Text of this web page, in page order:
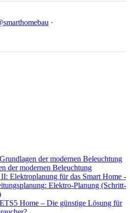
·
Grundlagen der modernen Beleuchtung
der modernen Beleuchtung
Elektroplanung für das Smart Home -
Elektro-Planung (Schritt-
ETS5 Home – Die günstige Lösung für